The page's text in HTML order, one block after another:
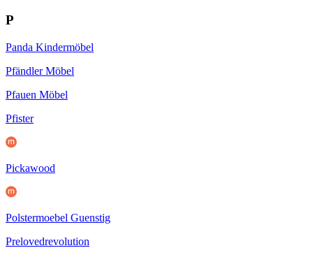
P
Panda Kindermöbel
Pfändler Möbel
Pfauen Möbel
Pfister
Pickawood
Polstermoebel Guenstig
Prelovedrevolution